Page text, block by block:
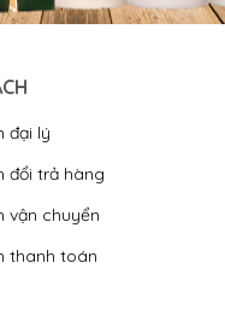
đại lý
đổi trả hàng
vận chuyển
thanh toán